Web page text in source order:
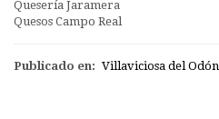
Quesería Jaramera
Quesos Campo Real
Publicado en: Villaviciosa del Odón